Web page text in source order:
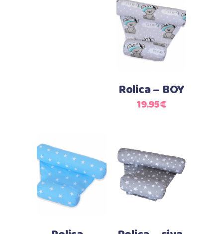
Dodaj u košaricu
Rolica – BOY
19.95€
Dodaj u košaricuDodaj u košaricu